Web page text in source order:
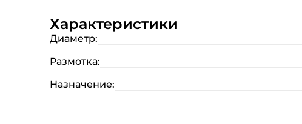
Характеристики
Диаметр:
Размотка:
Назначение: